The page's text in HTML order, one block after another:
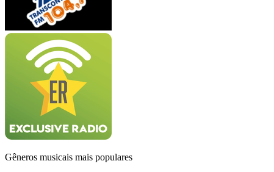
Gêneros musicais mais populares